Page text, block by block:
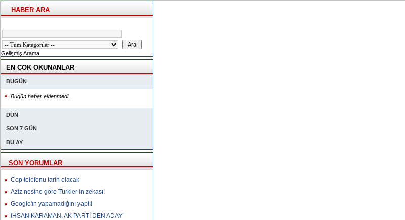
HABER ARA
Gelişmiş Arama
EN ÇOK OKUNANLAR
BUGÜN
Bugün haber eklenmedi.
DÜN
SON 7 GÜN
BU AY
SON YORUMLAR
Cep telefonu tarih olacak
Aziz nesine göre Türkler in zekası!
Google'ın yapamadığını yaptı!
iHSAN KARAMAN, AK PARTİ DEN ADAY